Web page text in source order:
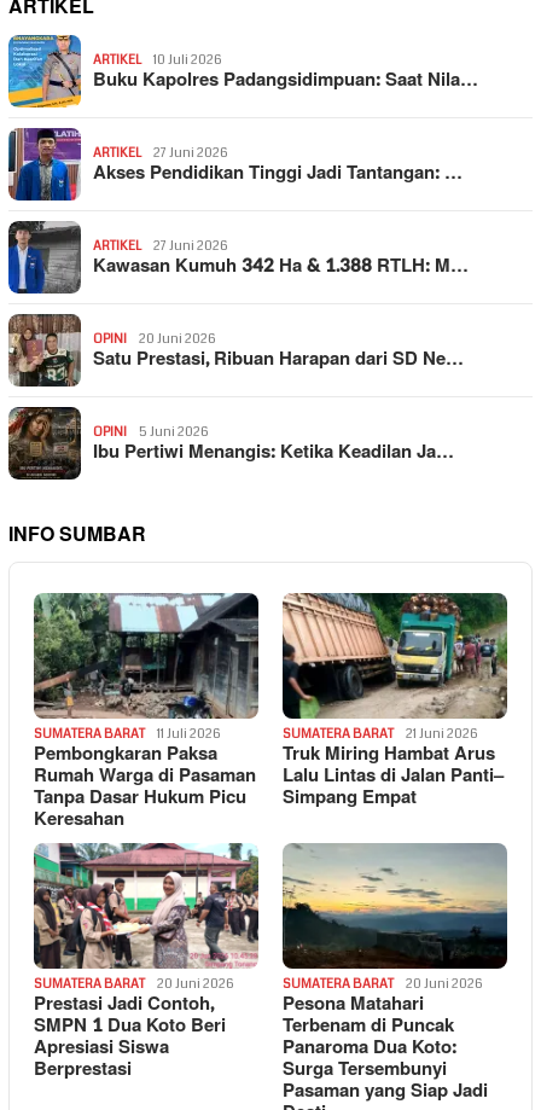
ARTIKEL 10 Juli 2026
Buku Kapolres Padangsidimpuan: Saat Nila…
ARTIKEL 27 Juni 2026
Akses Pendidikan Tinggi Jadi Tantangan: …
ARTIKEL 27 Juni 2026
Kawasan Kumuh 342 Ha & 1.388 RTLH: M…
OPINI 20 Juni 2026
Satu Prestasi, Ribuan Harapan dari SD Ne…
OPINI 5 Juni 2026
Ibu Pertiwi Menangis: Ketika Keadilan Ja…
INFO SUMBAR
SUMATERA BARAT 11 Juli 2026
Pembongkaran Paksa
Rumah Warga di Pasaman
Tanpa Dasar Hukum Picu
Keresahan
SUMATERA BARAT 21 Juni 2026
Truk Miring Hambat Arus
Lalu Lintas di Jalan Panti–
Simpang Empat
SUMATERA BARAT 20 Juni 2026
Prestasi Jadi Contoh,
SMPN 1 Dua Koto Beri
Apresiasi Siswa
Berprestasi
SUMATERA BARAT 20 Juni 2026
Pesona Matahari
Terbenam di Puncak
Panaroma Dua Koto:
Surga Tersembunyi
Pasaman yang Siap Jadi